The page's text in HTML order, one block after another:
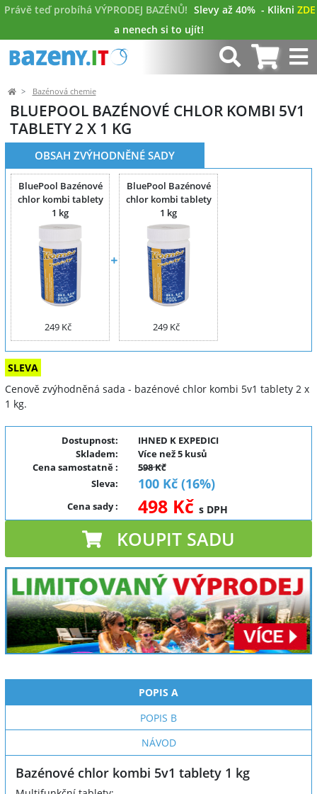
Právě teď probíhá VÝPRODEJ BAZÉNŮ! Slevy až 40% - Klikni ZDE
a nenech si to ujít!
Bazénová chemie
BLUEPOOL BAZÉNOVÉ CHLOR KOMBI 5V1
TABLETY 2 X 1 KG
OBSAH ZVÝHODNĚNÉ SADY
BluePool Bazénové
chlor kombi tablety
1 kg
249 Kč
BluePool Bazénové
chlor kombi tablety
1 kg
249 Kč
SLEVA
Cenově zvýhodněná sada - bazénové chlor kombi 5v1 tablety 2 x
1 kg.
Dostupnost:
IHNED K EXPEDICI
Skladem:
Více než 5 kusů
Cena samostatně:
598 Kč
Sleva: 100 Kč (16%)
Cena sady: 498 Kč s DPH
KOUPIT SADU
POPIS A
POPIS B
NÁVOD
Bazénové chlor kombi 5v1 tablety 1 kg